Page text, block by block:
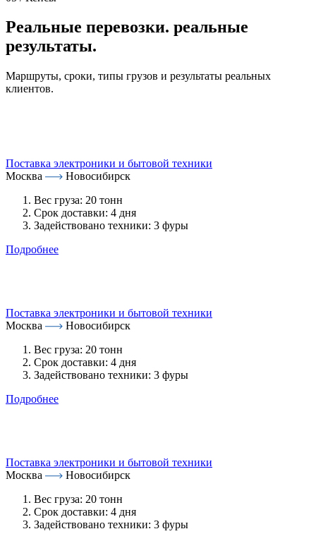
Реальные перевозки. реальные
результаты.
Маршруты, сроки, типы грузов и результаты реальных
клиентов.
Поставка электроники и бытовой техники
Москва
Новосибирск
Вес груза: 20 тонн
Срок доставки: 4 дня
Задействовано техники: 3 фуры
Подробнее
Поставка электроники и бытовой техники
Москва
Новосибирск
Вес груза: 20 тонн
Срок доставки: 4 дня
Задействовано техники: 3 фуры
Подробнее
Поставка электроники и бытовой техники
Москва
Новосибирск
Вес груза: 20 тонн
Срок доставки: 4 дня
Задействовано техники: 3 фуры